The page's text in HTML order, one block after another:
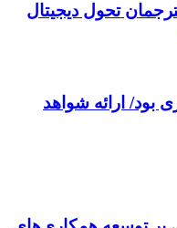
تحول دیجیتال
بود/ ارائه شواهد